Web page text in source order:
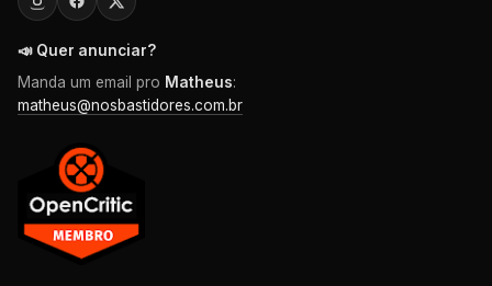
📣 Quer anunciar?
Manda um email pro Matheus:
matheus@nosbastidores.com.br